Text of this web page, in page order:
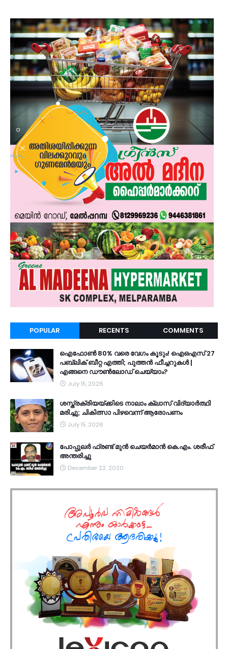
POPULAR RECENTS COMMENTS
ഐഫോൺ 80% വരെ വേഗം കൂടും! ഐഒഎസ് 27
പബ്ലിക് ബീറ്റ എത്തി; പുത്തൻ ഫീച്ചറുകൾ |
എങ്ങനെ ഡൗൺലോഡ് ചെയ്യാം?
July 15, 2026
ശസ്ത്രക്രിയയ്ക്കിടെ നാലാം ക്ലാസ് വിദ്യാർത്ഥി
മരിച്ചു; ചികിത്സാ പിഴവെന്ന് ആരോപണം
July 15, 2026
പോപ്പുലർ ഫ്രണ്ട്​ മുൻ ചെയർമാൻ കെ.എം. ശരീഫ്​
അന്തരിച്ചു
December 22, 2020